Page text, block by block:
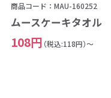
商品コード：MAU-160252
ムースケーキタオル
108円 （税込:118円）～